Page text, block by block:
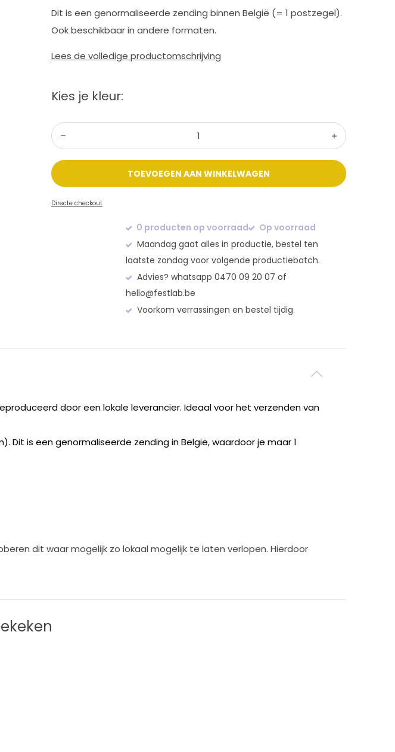
Dit is een genormaliseerde zending binnen België (= 1 postzegel).
Ook beschikbaar in andere formaten.
Lees de volledige productomschrijving
Kies je kleur:
TOEVOEGEN AAN WINKELWAGEN
Directe checkout
0 producten op voorraad
Op voorraad
Maandag gaat alles in productie, bestel ten
laatste zondag voor volgende productiebatch.
Advies? whatsapp 0470 09 20 07 of
hello@festlab.be
Voorkom verrassingen en bestel tijdig.
door een lokale leverancier. Ideaal voor het verzenden van
Dit is een genormaliseerde zending in België, waardoor je maar 1
dit waar mogelijk zo lokaal mogelijk te laten verlopen. Hierdoor